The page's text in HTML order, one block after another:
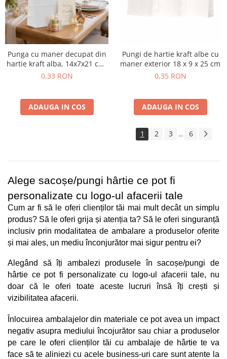
Punga cu maner decupat din
hartie kraft alba, 14x7x21 cm,
250 buc.
0,33 RON
ADAUGA IN COS
Pungi de hartie kraft albe cu
maner exterior 18 x 9 x 25 cm
0,35 RON
ADAUGA IN COS
1 2 3 ... 6
Alege sacoșe/pungi hârtie ce pot fi
personalizate cu logo-ul afacerii tale
Cum ar fi să le oferi clienților tăi mai mult decât un simplu
produs? Să le oferi grija și atenția ta? Să le oferi singuranță
inclusiv prin modalitatea de ambalare a produselor oferite
și mai ales, un mediu înconjurător mai sigur pentru ei?
Alegând să îți ambalezi produsele în sacoșe/pungi de
hârtie ce pot fi personalizate cu logo-ul afacerii tale, nu
doar că le oferi toate aceste lucruri însă îți crești și
vizibilitatea afacerii.
Înlocuirea ambalajelor din materiale ce pot avea un impact
negativ asupra mediului încojurător sau chiar a produselor
pe care le oferi clienților tăi cu ambalaje de hârtie te va
face să te aliniezi cu acele business-uri care sunt atente la